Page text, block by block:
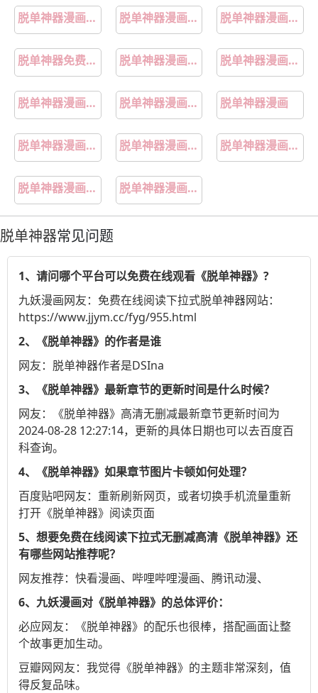
脱单神器漫画画免费读漫画下拉式韩漫 脱单神器漫画画免费读漫画布丁漫画网土豪漫画 脱单神器漫画画免费读漫45
脱单神器免费阅读 脱单神器漫画画免费读漫画 脱单神器漫画在线观看免费无删减
脱单神器漫画在线观看下拉式 脱单神器漫画在线观看 脱单神器漫画
脱单神器漫画第39话无摭挡免费下拉式阅读 脱单神器漫画在线免费完整 脱单神器漫画画免费读漫画在线观看
脱单神器漫画画免费读漫画下拉式 脱单神器漫画在线免费
脱单神器常见问题
1、请问哪个平台可以免费在线观看《脱单神器》?
九妖漫画网友：免费在线阅读下拉式脱单神器网站：
https://www.jjym.cc/fyg/955.html
2、《脱单神器》的作者是谁
网友：脱单神器作者是DSIna
3、《脱单神器》最新章节的更新时间是什么时候？
网友：《脱单神器》高清无删减最新章节更新时间为
2024-08-28 12:27:14，更新的具体日期也可以去百度百
科查询。
4、《脱单神器》如果章节图片卡顿如何处理？
百度贴吧网友：重新刷新网页，或者切换手机流量重新
打开《脱单神器》阅读页面
5、想要免费在线阅读下拉式无删减高清《脱单神器》还
有哪些网站推荐呢？
网友推荐： 快看漫画、 哔哩哔哩漫画、 腾讯动漫、
6、九妖漫画对《脱单神器》的总体评价：
必应网友：《脱单神器》的配乐也很棒，搭配画面让整
个故事更加生动。
豆瓣网网友：我觉得《脱单神器》的主题非常深刻，值
得反复品味。